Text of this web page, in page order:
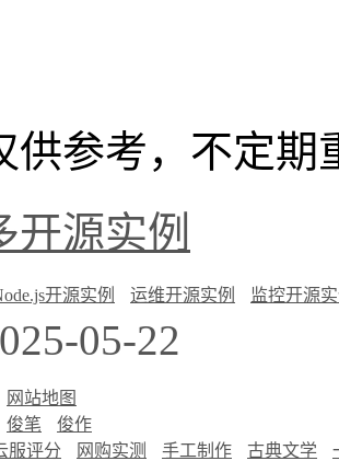
供参考，不定期
开源实例
开源实例 运维开源实例 监控开源
05-22
网站地图
俊笔
俊作
服评分 网购实测 手工制作 古典文学